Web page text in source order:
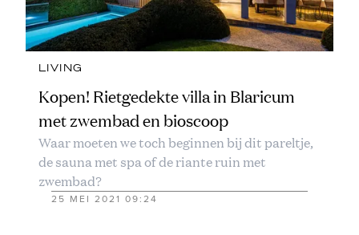
LIVING
Kopen! Rietgedekte villa in Blaricum
met zwembad en bioscoop
Waar moeten we toch beginnen bij dit pareltje,
de sauna met spa of de riante ruin met
zwembad?
25 MEI 2021 09:24